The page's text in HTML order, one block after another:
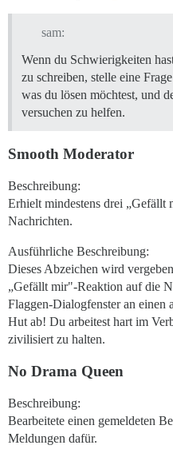
sam:
Wenn du Schwierigkeiten
zu schreiben, stelle eine
was du lösen möchtest, und
versuchen zu helfen.
Smooth Moderator
Beschreibung:
Erhielt mindestens drei „Gefällt
Nachrichten.
Ausführliche Beschreibung:
Dieses Abzeichen wird
„Gefällt mir"-Reaktion auf die
Flaggen-Dialogfenster an einen
Hut ab! Du arbeitest hart im
zivilisiert zu halten.
No Drama Queen
Beschreibung:
Bearbeitete einen gemeldeten
Meldungen dafür.